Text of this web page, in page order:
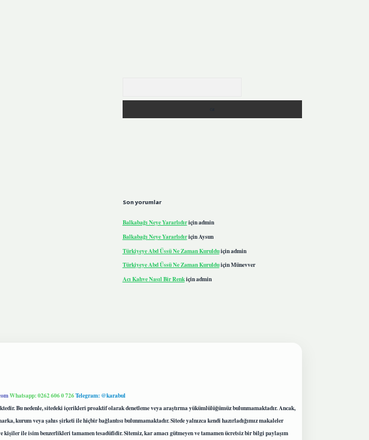
Son yorumlar
Balkabağı Neye Yararlıdıriçinadmin
Balkabağı Neye YararlıdıriçinAysun
Türkiyeye Abd Üssü Ne Zaman Kurulduiçinadmin
Türkiyeye Abd Üssü Ne Zaman KurulduiçinMünevver
Acı Kahve Nasıl Bir Renkiçinadmin
Whatsapp: 0262 606 0 726Telegram: @karabul
Bu nedenle, sitedeki içerikleri proaktif olarak denetleme veya araştırma yükümlülüğümüz bulunmamaktadır. Ancak,
kurum veya şahıs şirketi ile hiçbir bağlantısı bulunmamaktadır. Sitede yalnızca kendi hazırladığımız makaleler
ile isim benzerlikleri tamamen tesadüfidir. Sitemiz, kar amacı gütmeyen ve tamamen ücretsiz bir bilgi paylaşım